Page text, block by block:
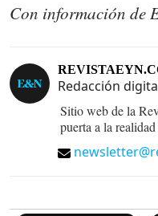
Con información de
Redacción
Sitio web de la
puerta a la